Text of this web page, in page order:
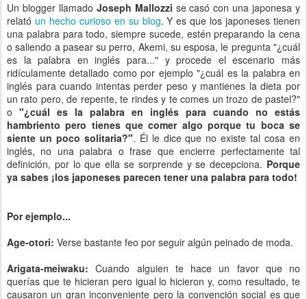
Un blogger llamado Joseph Mallozzi se casó con una japonesa y
relató un hecho curioso en su blog. Y es que los japoneses tienen
una palabra para todo, siempre sucede, estén preparando la cena
o saliendo a pasear su perro, Akemi, su esposa, le pregunta "¿cuál
es la palabra en inglés para..." y procede el escenario más
ridículamente detallado como por ejemplo "¿cuál es la palabra en
inglés para cuando intentas perder peso y mantienes la dieta por
un rato pero, de repente, te rindes y te comes un trozo de pastel?"
o "¿cuál es la palabra en inglés para cuando no estás
hambriento pero tienes que comer algo porque tu boca se
siente un poco solitaria?". Él le dice que no existe tal cosa en
inglés, no una palabra o frase que encierre perfectamente tal
definición, por lo que ella se sorprende y se decepciona. Porque
ya sabes ¡los japoneses parecen tener una palabra para todo!
Por ejemplo...
Age-otori: Verse bastante feo por seguir algún peinado de moda.
Arigata-meiwaku: Cuando alguien te hace un favor que no
querías que te hicieran pero igual lo hicieron y, como resultado, te
causaron un gran inconveniente pero la convención social es que